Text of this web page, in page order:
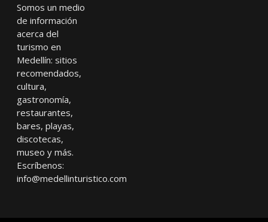
Somos un medio
de información
acerca del
turismo en
Medellín: sitios
recomendados,
cultura,
gastronomía,
restaurantes,
bares, playas,
discotecas,
museo y más.
Escríbenos:
info@medellinturistico.com